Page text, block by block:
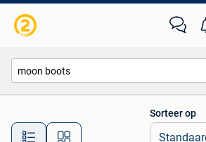
Alle afstanden…
Sorteer op